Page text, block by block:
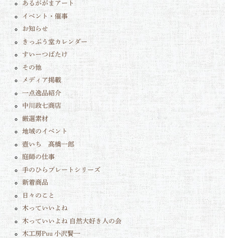
あるががまアート
イベント・催事
お知らせ
きっぷう堂カレンダー
すいーつばたけ
その他
メディア掲載
一点逸品紹介
中川政七商店
厳選素材
地域のイベント
壺いち 髙橋一郎
庭師の仕事
手のひらプレートシリーズ
新着商品
日々のこと
木っていいよね
木っていいよね 自然大好き人の会
木工房Puu 小沢賢一